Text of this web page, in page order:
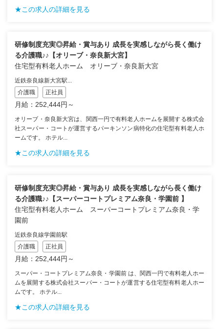
★この求人の詳細を見る
研修制度充実◎昇給・賞与あり 成長を実感しながら長く働け
る介護職♪♪【オリーブ・奈良新大宮】
住宅型有料老人ホーム オリーブ・奈良新大宮
近鉄奈良線新大宮駅...
介護職
正社員
月給：252,444円～
オリーブ・奈良新大宮は、関西一円で有料老人ホームを展開する株式会
社スーパー・コートが運営するパーキンソン病特化の住宅型有料老人ホ
ームです。 ホテル...
★この求人の詳細を見る
研修制度充実◎昇給・賞与あり 成長を実感しながら長く働け
る介護職♪♪【スーパーコートプレミアム奈良・学園前 】
住宅型有料老人ホーム スーパーコートプレミアム奈良・学
園前
近鉄奈良線学園前駅
介護職
正社員
月給：252,444円～
スーパー・コートプレミアム奈良・学園前 は、関西一円で有料老人ホー
ムを展開する株式会社スーパー・コートが運営する住宅型有料老人ホー
ムです。 ホテル...
★この求人の詳細を見る